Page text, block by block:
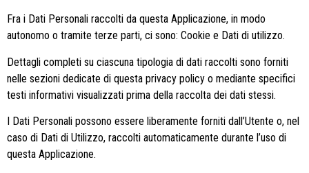
Fra i Dati Personali raccolti da questa Applicazione, in modo
autonomo o tramite terze parti, ci sono: Cookie e Dati di utilizzo.
Dettagli completi su ciascuna tipologia di dati raccolti sono forniti
nelle sezioni dedicate di questa privacy policy o mediante specifici
testi informativi visualizzati prima della raccolta dei dati stessi.
I Dati Personali possono essere liberamente forniti dall’Utente o, nel
caso di Dati di Utilizzo, raccolti automaticamente durante l’uso di
questa Applicazione.